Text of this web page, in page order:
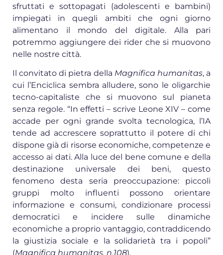
sfruttati e sottopagati (adolescenti e bambini)
impiegati in quegli ambiti che ogni giorno
alimentano il mondo del digitale. Alla pari
potremmo aggiungere dei rider che si muovono
nelle nostre città.
Il convitato di pietra della Magnifica humanitas, a
cui l’Enciclica sembra alludere, sono le oligarchie
tecno-capitaliste che si muovono sul pianeta
senza regole. “In effetti – scrive Leone XIV – come
accade per ogni grande svolta tecnologica, l’IA
tende ad accrescere soprattutto il potere di chi
dispone già di risorse economiche, competenze e
accesso ai dati. Alla luce del bene comune e della
destinazione universale dei beni, questo
fenomeno desta seria preoccupazione: piccoli
gruppi molto influenti possono orientare
informazione e consumi, condizionare processi
democratici e incidere sulle dinamiche
economiche a proprio vantaggio, contraddicendo
la giustizia sociale e la solidarietà tra i popoli”
(Magnifica humanitas, n.108).